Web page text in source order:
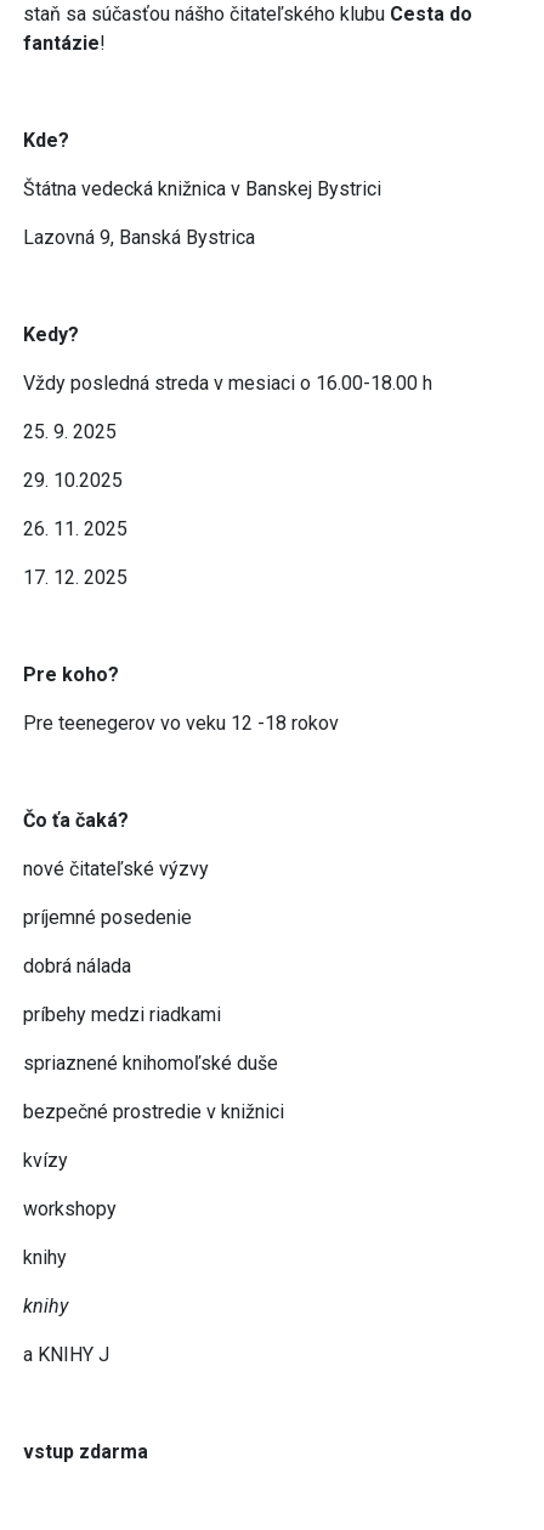
staň sa súčasťou nášho čitateľského klubu Cesta do
fantázie!
Kde?
Štátna vedecká knižnica v Banskej Bystrici
Lazovná 9, Banská Bystrica
Kedy?
Vždy posledná streda v mesiaci o 16.00-18.00 h
25. 9. 2025
29. 10.2025
26. 11. 2025
17. 12. 2025
Pre koho?
Pre teenegerov vo veku 12 -18 rokov
Čo ťa čaká?
nové čitateľské výzvy
príjemné posedenie
dobrá nálada
príbehy medzi riadkami
spriaznené knihomoľské duše
bezpečné prostredie v knižnici
kvízy
workshopy
knihy
knihy
a KNIHY J
vstup zdarma